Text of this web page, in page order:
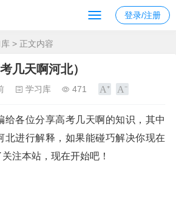
登录/注册
> 正文内容
几天啊河北）
学习库 471
给各位分享高考几天啊的知识，其中
北进行解释，如果能碰巧解决你现在
注本站，现在开始吧！